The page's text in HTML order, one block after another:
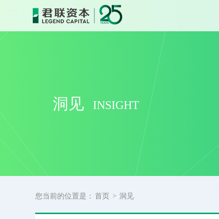
君联资本 — 中国领先的创业投资与私募股权投资机构
洞见 INSIGHT
您当前的位置是： 首页 > 洞见